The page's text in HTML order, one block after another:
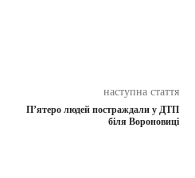
наступна стаття
П’ятеро людей постраждали у ДТП
біля Вороновиці